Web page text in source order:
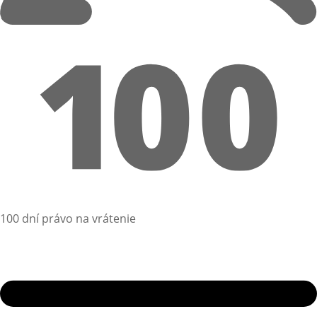
100 dní právo na vrátenie